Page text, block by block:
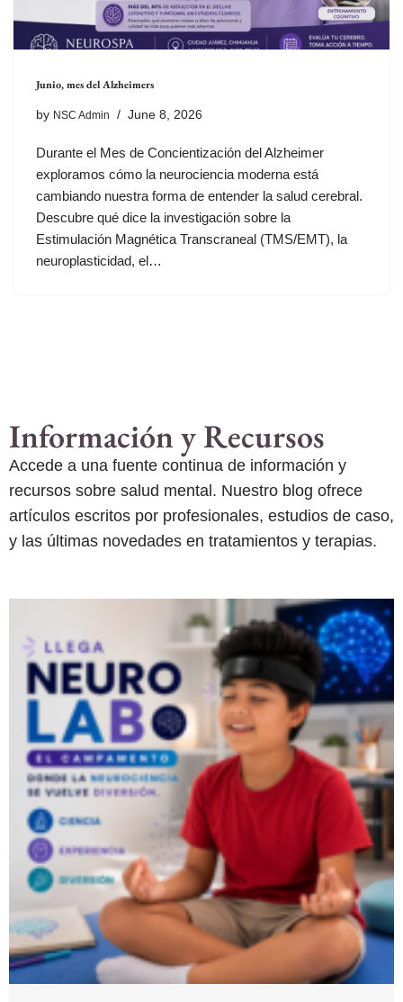
Junio, mes del Alzheimers
by NSC Admin June 8, 2026
Durante el Mes de Concientización del Alzheimer
exploramos cómo la neurociencia moderna está
cambiando nuestra forma de entender la salud cerebral.
Descubre qué dice la investigación sobre la
Estimulación Magnética Transcraneal (TMS/EMT), la
neuroplasticidad, el…
Información y Recursos
Accede a una fuente continua de información y
recursos sobre salud mental. Nuestro blog ofrece
artículos escritos por profesionales, estudios de caso,
y las últimas novedades en tratamientos y terapias.